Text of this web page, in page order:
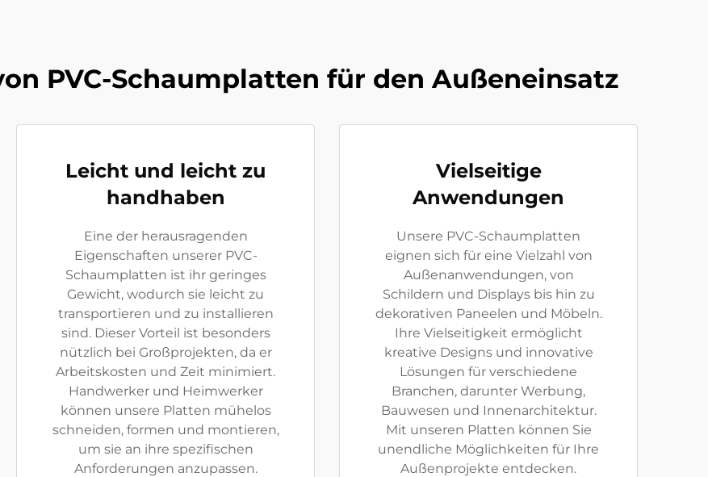
PVC-Schaumplatten für den Außeneinsatz
Leicht und leicht zu
handhaben
Eine der herausragenden
Eigenschaften unserer PVC-
Schaumplatten ist ihr geringes
Gewicht, wodurch sie leicht zu
transportieren und zu installieren
sind. Dieser Vorteil ist besonders
nützlich bei Großprojekten, da er
Arbeitskosten und Zeit minimiert.
Handwerker und Heimwerker
können unsere Platten mühelos
schneiden, formen und montieren,
um sie an ihre spezifischen
Anforderungen anzupassen.
Vielseitige
Anwendungen
Unsere PVC-Schaumplatten
eignen sich für eine Vielzahl von
Außenanwendungen, von
Schildern und Displays bis hin zu
dekorativen Paneelen und Möbeln.
Ihre Vielseitigkeit ermöglicht
kreative Designs und innovative
Lösungen für verschiedene
Branchen, darunter Werbung,
Bauwesen und Innenarchitektur.
Mit unseren Platten können Sie
unendliche Möglichkeiten für Ihre
Außenprojekte entdecken.